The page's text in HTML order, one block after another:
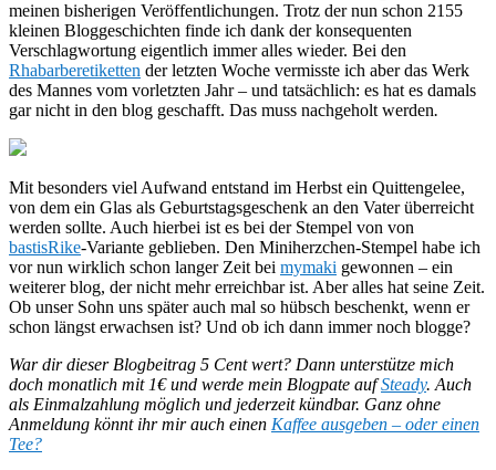
meinen bisherigen Veröffentlichungen. Trotz der nun schon 2155
kleinen Bloggeschichten finde ich dank der konsequenten
Verschlagwortung eigentlich immer alles wieder. Bei den
Rhabarberetiketten der letzten Woche vermisste ich aber das Werk
des Mannes vom vorletzten Jahr – und tatsächlich: es hat es damals
gar nicht in den blog geschafft. Das muss nachgeholt werden.
Mit besonders viel Aufwand entstand im Herbst ein Quittengelee,
von dem ein Glas als Geburtstagsgeschenk an den Vater überreicht
werden sollte. Auch hierbei ist es bei der Stempel von von
bastisRike-Variante geblieben. Den Miniherzchen-Stempel habe ich
vor nun wirklich schon langer Zeit bei mymaki gewonnen – ein
weiterer blog, der nicht mehr erreichbar ist. Aber alles hat seine Zeit.
Ob unser Sohn uns später auch mal so hübsch beschenkt, wenn er
schon längst erwachsen ist? Und ob ich dann immer noch blogge?
War dir dieser Blogbeitrag 5 Cent wert? Dann unterstütze mich
doch monatlich mit 1€ und werde mein Blogpate aufSteady. Auch
als Einmalzahlung möglich und jederzeit kündbar. Ganz ohne
Anmeldung könnt ihr mir auch einen Kaffee ausgeben – oder einen
Tee?